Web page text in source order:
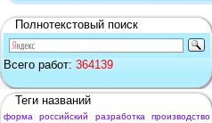
Полнотекстовый поиск
Всего работ: 364139
Теги названий
форма российский разработка
производство